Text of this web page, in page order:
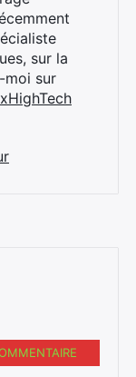
sur la
moi sur